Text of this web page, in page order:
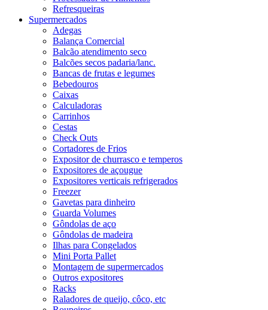
Refresqueiras
Supermercados
Adegas
Balança Comercial
Balcão atendimento seco
Balcões secos padaria/lanc.
Bancas de frutas e legumes
Bebedouros
Caixas
Calculadoras
Carrinhos
Cestas
Check Outs
Cortadores de Frios
Expositor de churrasco e temperos
Expositores de açougue
Expositores verticais refrigerados
Freezer
Gavetas para dinheiro
Guarda Volumes
Gôndolas de aço
Gôndolas de madeira
Ilhas para Congelados
Mini Porta Pallet
Montagem de supermercados
Outros expositores
Racks
Raladores de queijo, côco, etc